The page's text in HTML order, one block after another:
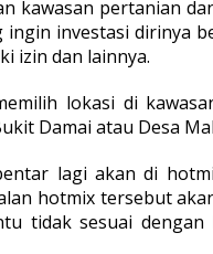
kawasan pertanian
investasi dirinya
izin dan lainnya.
lokasi di
Damai atau Desa
lagi akan di
hotmix tersebut
tidak sesuai dengan